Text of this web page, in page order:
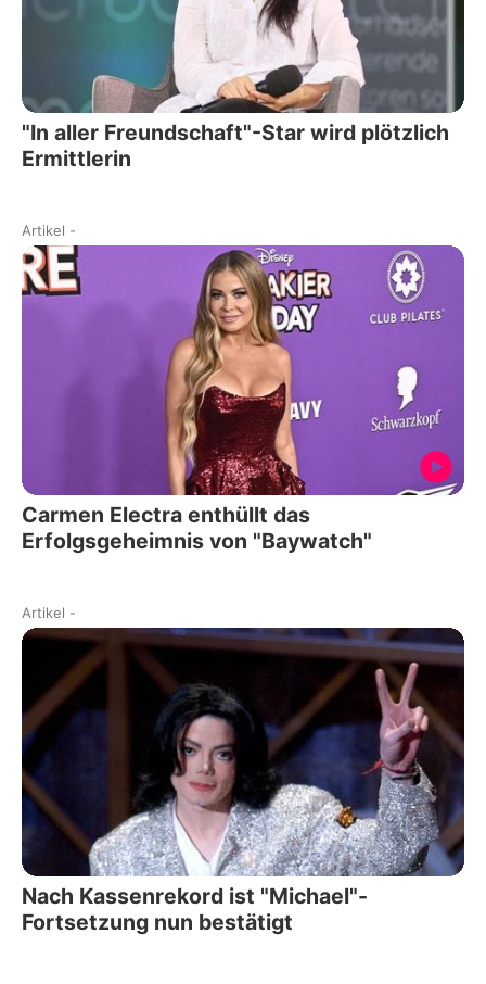
"In aller Freundschaft"-Star wird plötzlich
Ermittlerin
Artikel -
Carmen Electra enthüllt das
Erfolgsgeheimnis von "Baywatch"
Artikel -
Nach Kassenrekord ist "Michael"-
Fortsetzung nun bestätigt